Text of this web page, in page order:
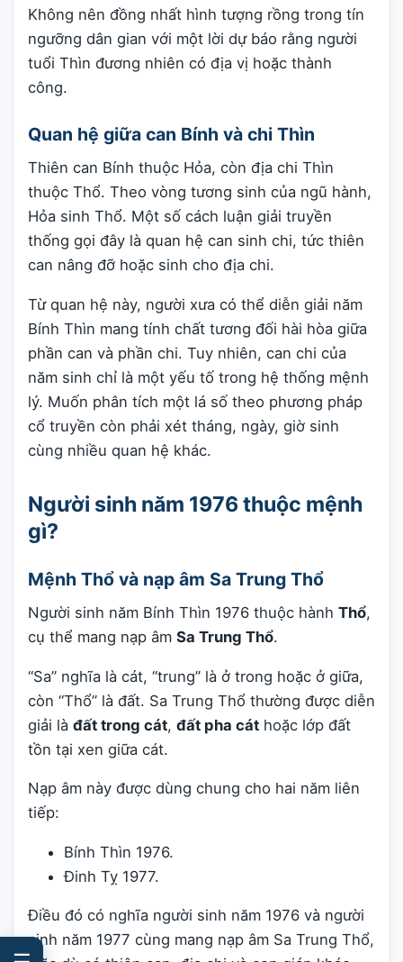
Không nên đồng nhất hình tượng rồng trong tín
ngưỡng dân gian với một lời dự báo rằng người
tuổi Thìn đương nhiên có địa vị hoặc thành
công.
Quan hệ giữa can Bính và chi Thìn
Thiên can Bính thuộc Hỏa, còn địa chi Thìn
thuộc Thổ. Theo vòng tương sinh của ngũ hành,
Hỏa sinh Thổ. Một số cách luận giải truyền
thống gọi đây là quan hệ can sinh chi, tức thiên
can nâng đỡ hoặc sinh cho địa chi.
Từ quan hệ này, người xưa có thể diễn giải năm
Bính Thìn mang tính chất tương đối hài hòa giữa
phần can và phần chi. Tuy nhiên, can chi của
năm sinh chỉ là một yếu tố trong hệ thống mệnh
lý. Muốn phân tích một lá số theo phương pháp
cổ truyền còn phải xét tháng, ngày, giờ sinh
cùng nhiều quan hệ khác.
Người sinh năm 1976 thuộc mệnh
gì?
Mệnh Thổ và nạp âm Sa Trung Thổ
Người sinh năm Bính Thìn 1976 thuộc hành Thổ,
cụ thể mang nạp âm Sa Trung Thổ.
“Sa” nghĩa là cát, “trung” là ở trong hoặc ở giữa,
còn “Thổ” là đất. Sa Trung Thổ thường được diễn
giải là đất trong cát, đất pha cát hoặc lớp đất
tồn tại xen giữa cát.
Nạp âm này được dùng chung cho hai năm liên
tiếp:
Bính Thìn 1976.
Đinh Tỵ 1977.
Điều đó có nghĩa người sinh năm 1976 và người
sinh năm 1977 cùng mang nạp âm Sa Trung Thổ,